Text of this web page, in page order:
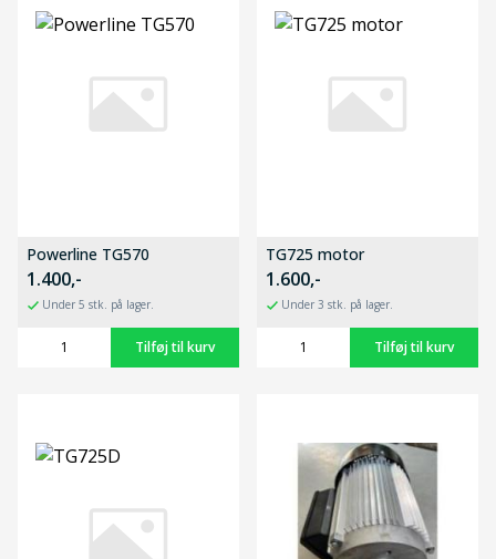
Powerline TG570
1.400,-
Under 5 stk. på lager.
TG725 motor
1.600,-
Under 3 stk. på lager.